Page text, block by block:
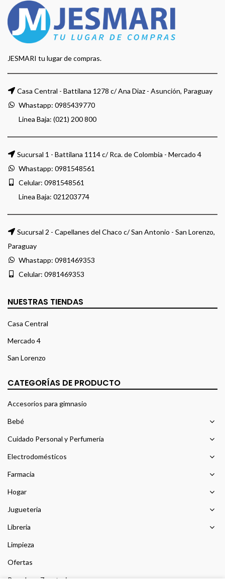
JESMARI tu lugar de compras.
Casa Central - Battilana 1278 c/ Ana Diaz - Asunción, Paraguay
Whastapp: 0985439770
Linea Baja: (021) 200 800
Sucursal 1 - Battilana 1114 c/ Rca. de Colombia - Mercado 4
Whastapp: 0981548561
Celular: 0981548561
Linea Baja: 021203774
Sucursal 2 - Capellanes del Chaco c/ San Antonio - San Lorenzo,
Paraguay
Whastapp: 0981469353
Celular: 0981469353
NUESTRAS TIENDAS
Casa Central
Mercado 4
San Lorenzo
CATEGORÍAS DE PRODUCTO
Accesorios para gimnasio
Bebé
Cuidado Personal y Perfumería
Electrodomésticos
Farmacia
Hogar
Jugueteria
Libreria
Limpieza
Ofertas
Prendas y Zapateria